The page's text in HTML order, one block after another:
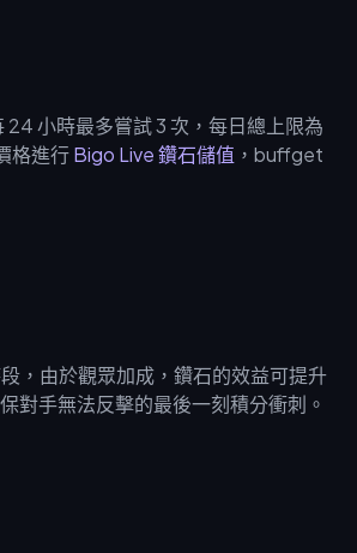
小時最多嘗試 3 次，每日總上限為
格進行Bigo Live 鑽石儲值 ，buffget
，由於觀眾加成，鑽石的效益可提升
手無法反擊的最後一刻積分衝刺。